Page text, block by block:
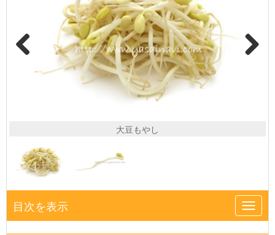
大豆もやし
目次を表示